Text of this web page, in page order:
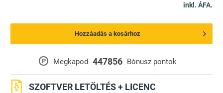
P Megkapod 447856 Bónusz pontok
SZOFTVER LETÖLTÉS + LICENC
inkl. ÁFA.
Hozzáadás a kosárhoz